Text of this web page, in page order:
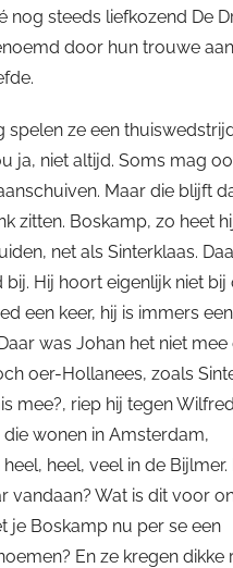
nog steeds liefkozend De
door hun trouwe
spelen ze een
ja, niet altijd. Soms mag
Maar die blijft
zitten. Boskamp, zo heet
net als Sinterklaas.
bij. Hij hoort eigenlijk niet bij
een keer, hij is immers een
was Johan het niet mee
oer-Hollanees, zoals
mee?, riep hij tegen
wonen in Amsterdam,
heel, veel in de
vandaan? Wat is dit voor
je Boskamp nu per se een
En ze kregen dikke